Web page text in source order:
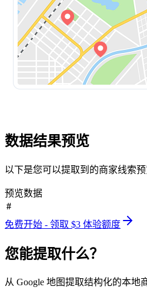
数据结果预览
以下是您可以提取到的商家线索预
预览数据
#
免费开始 - 领取 $3 体验额度
您能提取什么？
从 Google 地图提取结构化的本地